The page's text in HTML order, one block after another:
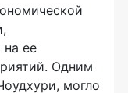
на ее
Одним
могло